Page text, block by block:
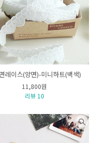
레이스(양면)-미니하트(백색)
11,800원
리뷰 10